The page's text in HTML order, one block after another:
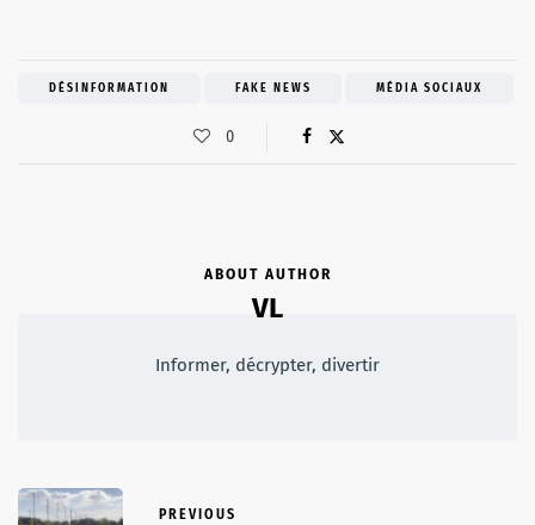
DÉSINFORMATION FAKE NEWS MÉDIA SOCIAUX
0
ABOUT AUTHOR
VL
Informer, décrypter, divertir
PREVIOUS